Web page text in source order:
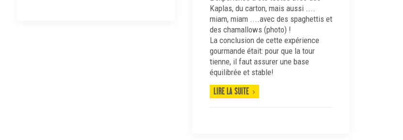
Kaplas, du carton, mais aussi ....
miam, miam ....avec des spaghettis et
des chamallows (photo) !
La conclusion de cette expérience
gourmande était: pour que la tour
tienne, il faut assurer une base
équilibrée et stable!
LIRE LA SUITE